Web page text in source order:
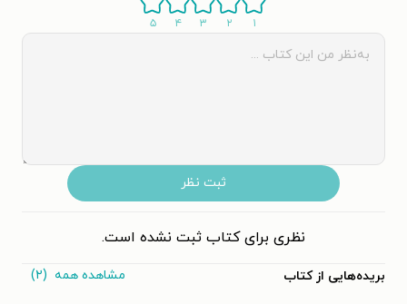
۱ ۲ ۳ ۴ ۵
ثبت نظر
نظری برای کتاب ثبت نشده است.
بریده‌هایی از کتاب مشاهده همه (۲)